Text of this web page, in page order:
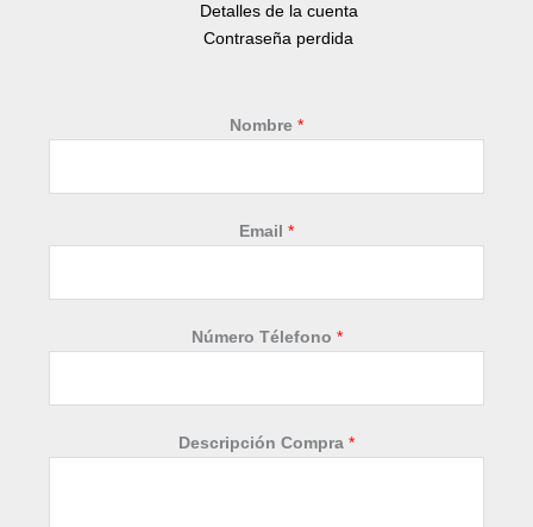
Detalles de la cuenta
Contraseña perdida
Nombre *
Email *
N
m
r
Número Télefono *
Descripción Compra *